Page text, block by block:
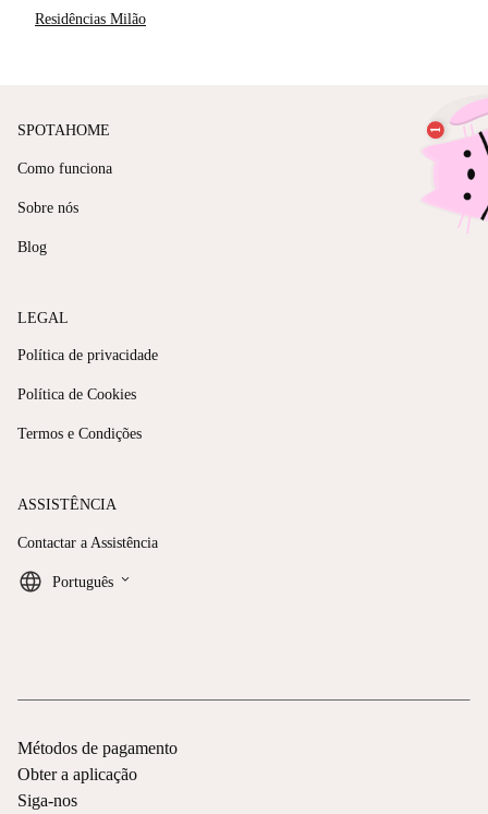
Residências Milão
SPOTAHOME
Como funciona
Sobre nós
Blog
LEGAL
Política de privacidade
Política de Cookies
Termos e Condições
ASSISTÊNCIA
Contactar a Assistência
Português keyboard_arrow_down
Métodos de pagamento
Obter a aplicação
Siga-nos